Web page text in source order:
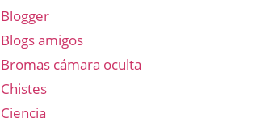
Blogger
Blogs amigos
Bromas cámara oculta
Chistes
Ciencia